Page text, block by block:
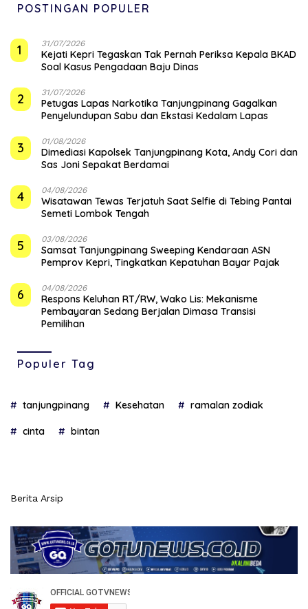
POSTINGAN POPULER
1 31/07/2026
Kejati Kepri Tegaskan Tak Pernah Periksa Kepala BKAD
Soal Kasus Pengadaan Baju Dinas
2 31/07/2026
Petugas Lapas Narkotika Tanjungpinang Gagalkan
Penyelundupan Sabu dan Ekstasi Kedalam Lapas
3 01/08/2026
Dimediasi Kapolsek Tanjungpinang Kota, Andy Cori dan
Sas Joni Sepakat Berdamai
4 04/08/2026
Wisatawan Tewas Terjatuh Saat Selfie di Tebing Pantai
Semeti Lombok Tengah
5 03/08/2026
Samsat Tanjungpinang Sweeping Kendaraan ASN
Pemprov Kepri, Tingkatkan Kepatuhan Bayar Pajak
6 04/08/2026
‎Respons Keluhan RT/RW, Wako Lis: Mekanisme
Pembayaran Sedang Berjalan Dimasa Transisi
Pemilihan
Populer Tag
tanjungpinang Kesehatan ramalan zodiak
cinta bintan
Berita Arsip